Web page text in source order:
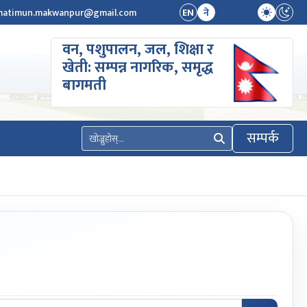
EN ने
वन, पशुपालन, जल, शिक्षा र
खेती: सम्पन्न नागरिक, समृद्ध
बागमती
खोज्नुहोस् सम्पर्क